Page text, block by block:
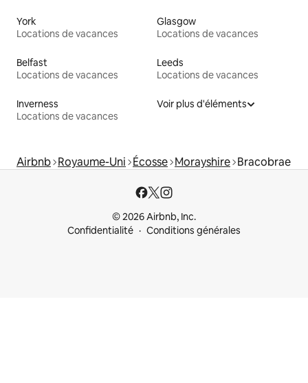
York
Locations de vacances
Glasgow
Locations de vacances
Belfast
Locations de vacances
Leeds
Locations de vacances
Inverness
Locations de vacances
Voir plus d'éléments
Airbnb Royaume-Uni Écosse Morayshire Bracobrae
© 2026 Airbnb, Inc.
Confidentialité
Conditions générales